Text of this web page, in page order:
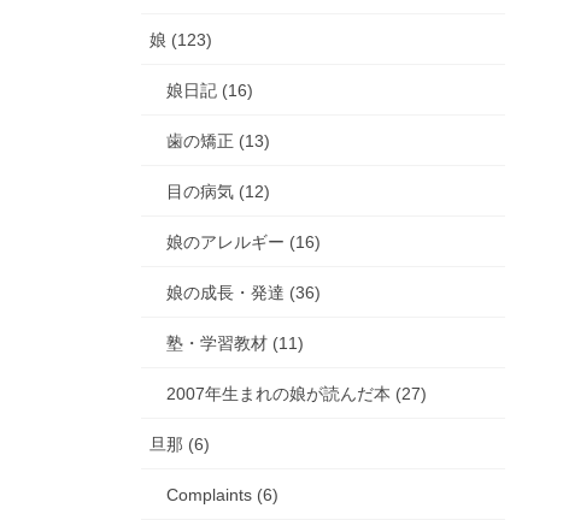
娘 (123)
娘日記 (16)
歯の矯正 (13)
目の病気 (12)
娘のアレルギー (16)
娘の成長・発達 (36)
塾・学習教材 (11)
2007年生まれの娘が読んだ本 (27)
旦那 (6)
Complaints (6)